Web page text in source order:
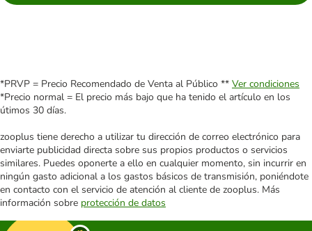
*PRVP = Precio Recomendado de Venta al Público ** Ver condiciones
*Precio normal = El precio más bajo que ha tenido el artículo en los
útimos 30 días.
zooplus tiene derecho a utilizar tu dirección de correo electrónico para
enviarte publicidad directa sobre sus propios productos o servicios
similares. Puedes oponerte a ello en cualquier momento, sin incurrir en
ningún gasto adicional a los gastos básicos de transmisión, poniéndote
en contacto con el servicio de atención al cliente de zooplus. Más
información sobre protección de datos